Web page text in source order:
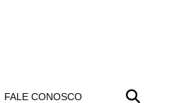
FALE CONOSCO